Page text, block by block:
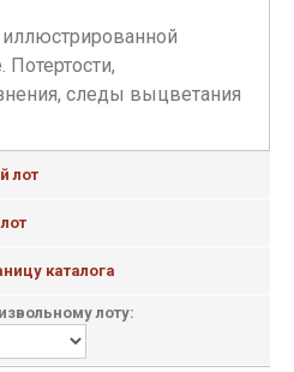
иллюстрированной
следы выцветания
лот
каталога
лоту: